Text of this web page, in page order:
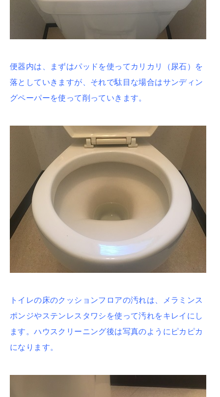
便器内は、まずはパッドを使ってカリカリ（尿石）を
落としていきますが、それで駄目な場合はサンディン
グペーパーを使って削っていきます。
トイレの床のクッションフロアの汚れは、メラミンス
ポンジやステンレスタワシを使って汚れをキレイにし
ます。ハウスクリーニング後は写真のようにピカピカ
になります。